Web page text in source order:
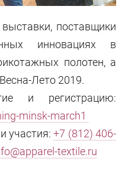
поставщики
инновациях в
полотен, а
Лето 2019.
и регистрацию:
minsk-march1
участия:+7 (812) 406-
textile.ru